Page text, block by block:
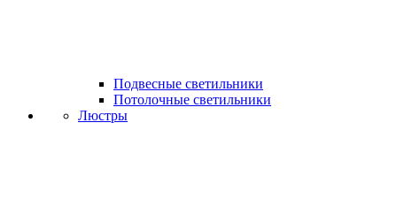
Подвесные светильники
Потолочные светильники
Люстры